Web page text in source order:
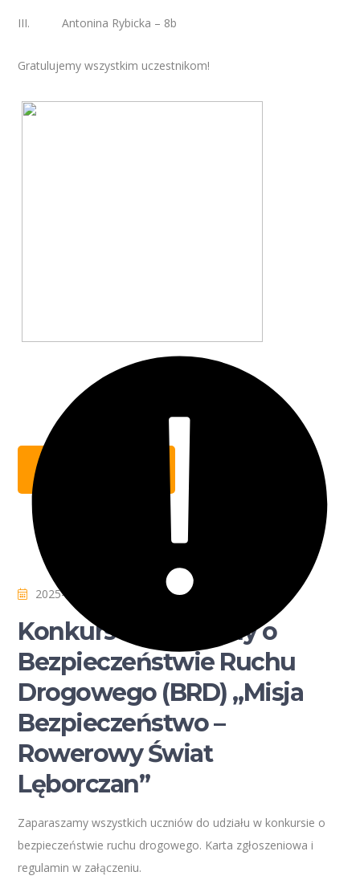
III. Antonina Rybicka – 8b
Gratulujemy wszystkim uczestnikom!
2025-11-06
Konkurs Edukacyjny o
Bezpieczeństwie Ruchu
Drogowego (BRD) „Misja
Bezpieczeństwo –
Rowerowy Świat
Lęborczan”
Zaparaszamy wszystkich uczniów do udziału w konkursie o
bezpieczeństwie ruchu drogowego. Karta zgłoszeniowa i
regulamin w załączeniu.